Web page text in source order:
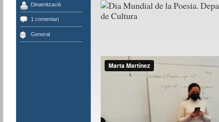
Dinamització
1 comentari
General